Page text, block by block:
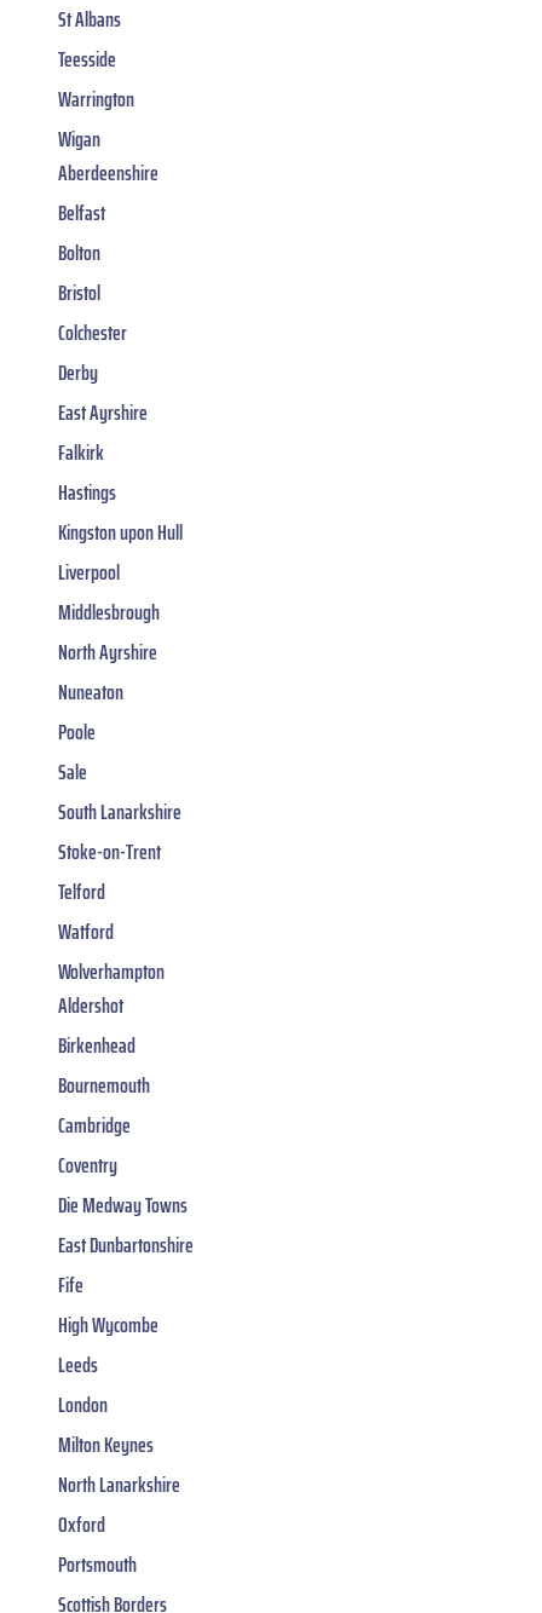
St Albans
Teesside
Warrington
Wigan
Aberdeenshire
Belfast
Bolton
Bristol
Colchester
Derby
East Ayrshire
Falkirk
Hastings
Kingston upon Hull
Liverpool
Middlesbrough
North Ayrshire
Nuneaton
Poole
Sale
South Lanarkshire
Stoke-on-Trent
Telford
Watford
Wolverhampton
Aldershot
Birkenhead
Bournemouth
Cambridge
Coventry
Die Medway Towns
East Dunbartonshire
Fife
High Wycombe
Leeds
London
Milton Keynes
North Lanarkshire
Oxford
Portsmouth
Scottish Borders